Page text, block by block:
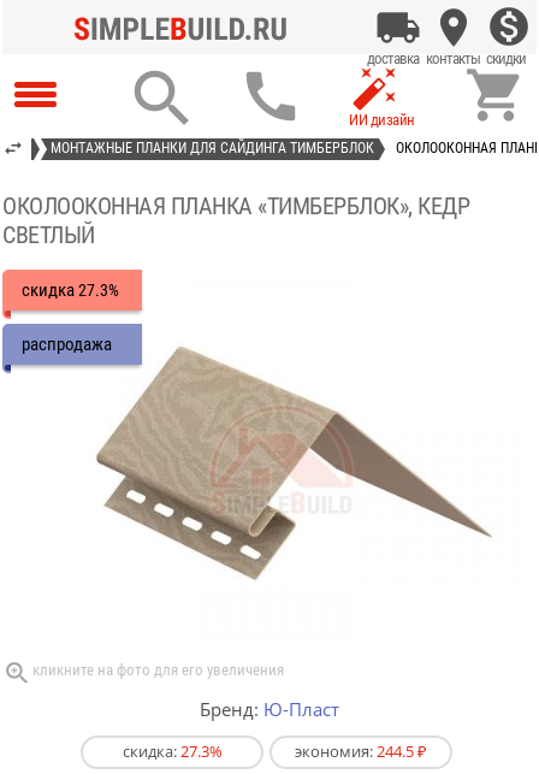
   
МОНТАЖНЫЕ ПЛАНКИ ДЛЯ САЙДИНГА ТИМБЕРБЛОК ОКОЛООКОННАЯ
ОКОЛООКОННАЯ ПЛАНКА «ТИМБЕРБЛОК», КЕДР
СВЕТЛЫЙ
скидка27.3%
распродажа
Бренд: Ю-Пласт
скидка:27.3% экономия:244.5 ₽